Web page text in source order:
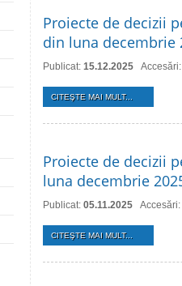
Proiecte de decizii
din luna decembrie
Publicat: 15.12.2025
CITEŞTE MAI MULT...
Proiecte de decizii
luna decembrie
Publicat: 05.11.2025
CITEŞTE MAI MULT...